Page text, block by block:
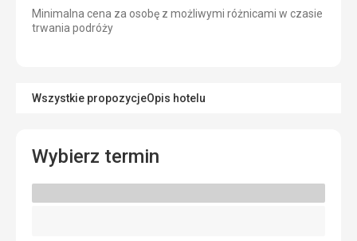
Minimalna cena za osobę z możliwymi różnicami w czasie
trwania podróży
Wszystkie propozycjeOpis hotelu
Wybierz termin